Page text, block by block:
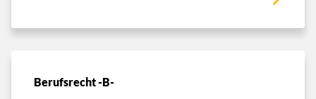
Berufsrecht -B-